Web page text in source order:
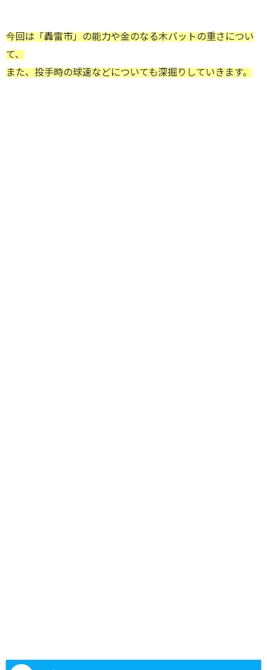
今回は「轟雷市」の能力や金のなる木バットの重さについ
て、
また、投手時の球速などについても深掘りしていきます。